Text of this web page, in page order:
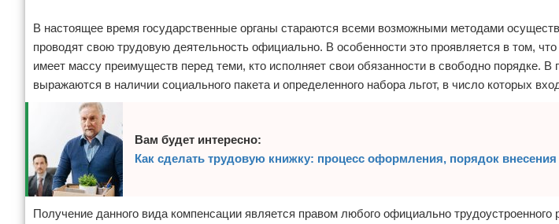
В настоящее время государственные органы стараются всеми возможными методами
проводят свою трудовую деятельность официально. В особенности это проявляется в том,
имеет массу преимуществ перед теми, кто исполняет свои обязанности в свободно порядке.
выражаются в наличии социального пакета и определенного набора льгот, в число которых
Вам будет интересно:
Как сделать трудовую книжку: процесс оформления, порядок внесения
Получение данного вида компенсации является правом любого официально трудоустроенного